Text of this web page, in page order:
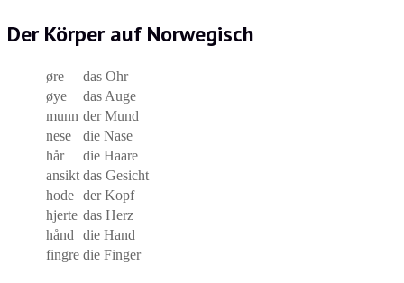
Der Körper auf Norwegisch
øre
das Ohr
øye
das Auge
munn der Mund
nese
die Nase
hår
die Haare
ansikt das Gesicht
hode der Kopf
hjerte das Herz
hånd
die Hand
fingre die Finger